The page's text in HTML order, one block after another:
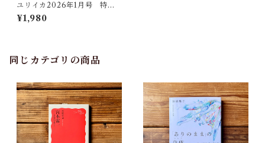
ユリイカ2026年1月号 特集
＝アリ・アスター -『ヘレディ
タリー／継承』『ミッドサマ
¥1,980
同じカテゴリの商品